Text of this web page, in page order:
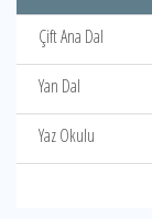
Çift Ana Dal
Yan Dal
Yaz Okulu